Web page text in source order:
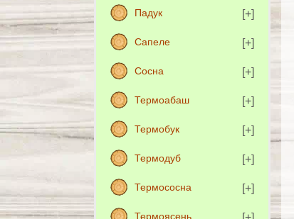
Падук
Сапеле
Сосна
Термоабаш
Термобук
Термодуб
Термососна
Термоясень